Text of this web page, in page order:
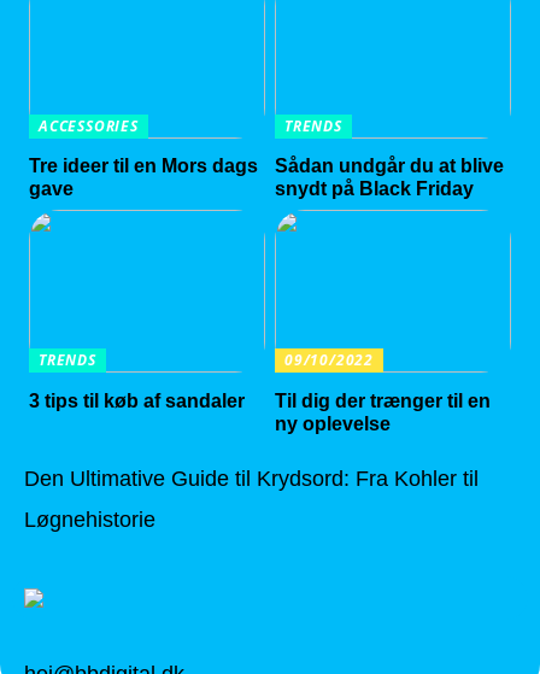
ACCESSORIES
Tre ideer til en Mors dags
gave
TRENDS
Sådan undgår du at blive
snydt på Black Friday
TRENDS
3 tips til køb af sandaler
09/10/2022
Til dig der trænger til en
ny oplevelse
Den Ultimative Guide til Krydsord: Fra Kohler til
Løgnehistorie